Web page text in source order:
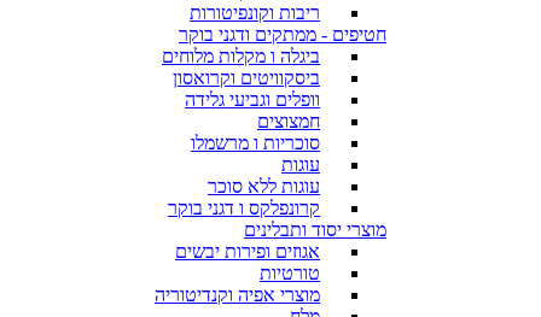
ריבות וקונפיטורות
חטיפים - ממתקים ודגני בוקר
ביגלה ו מקלות מלוחים
ביסקוויטים וקרואסון
וופלים וגביעי גלידה
חמצוצים
סוכריות ו מרשמלו
עוגות
עוגות ללא סוכר
קרונפלקס ו דגני בוקר
מוצרי יסוד ותבלינים
אגוזים ופירות יבשים
טורטיות
מוצרי אפיה וקנדיטוריה